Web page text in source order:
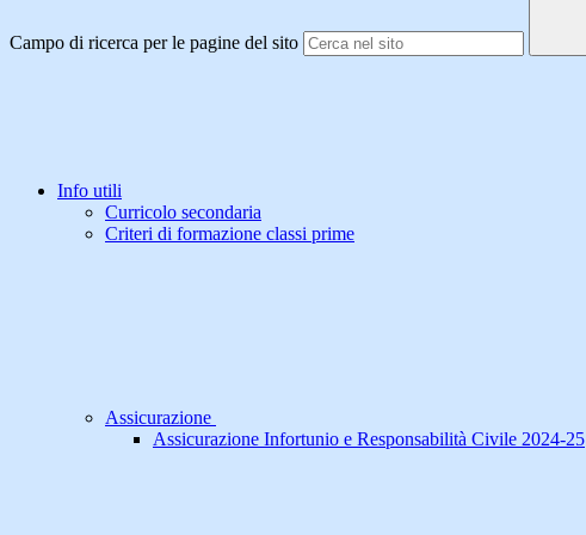
Campo di ricerca per le pagine del sito
Info utili
Curricolo secondaria
Criteri di formazione classi prime
Assicurazione
Assicurazione Infortunio e Responsabilità Civile 2024-25